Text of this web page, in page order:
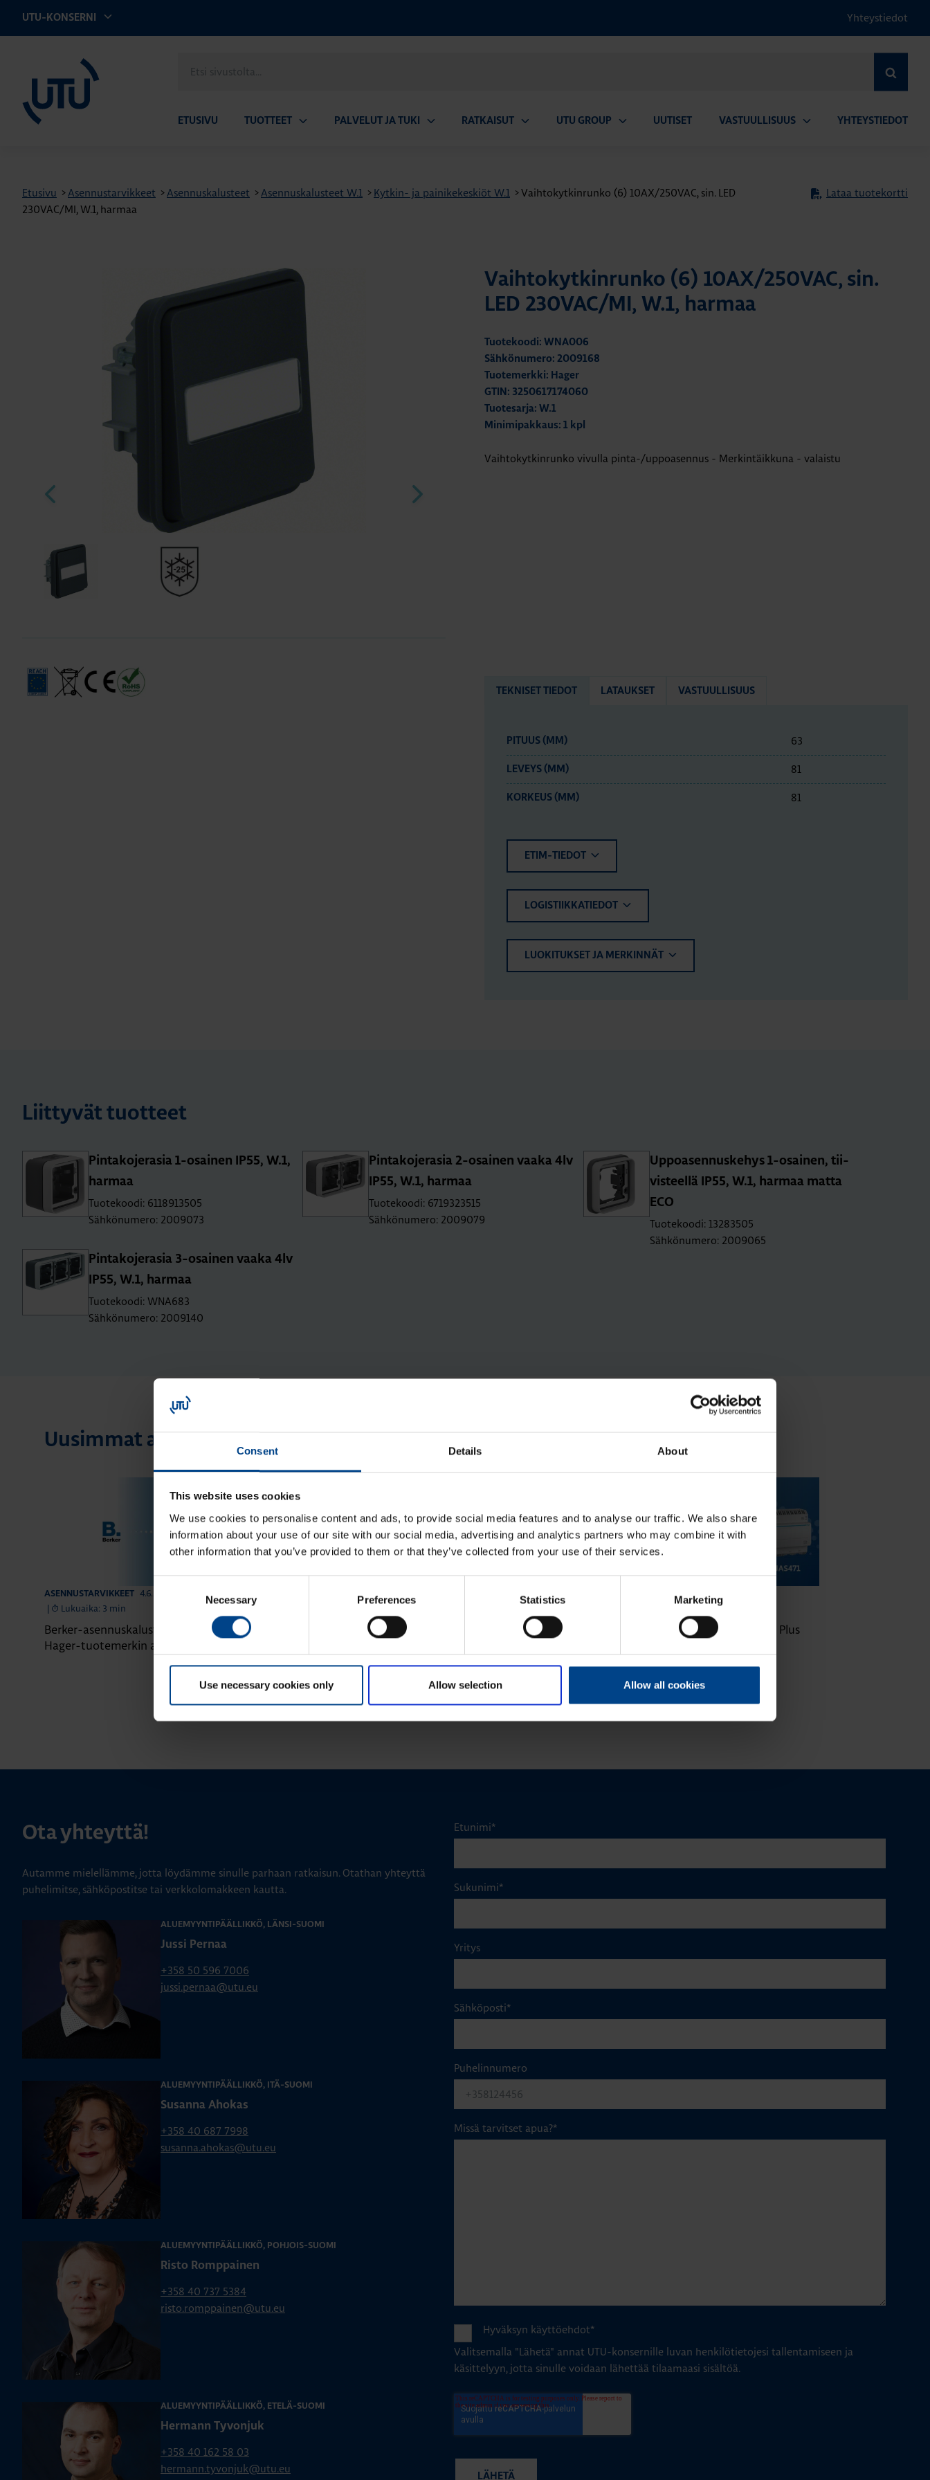
Consent Details About
This website uses cookies
We use cookies to personalise content and ads, to provide social media features and to analyse our traffic. We also share
information about your use of our site with our social media, advertising and analytics partners who may combine it with
other information that you’ve provided to them or that they’ve collected from your use of their services.
Consent
Necessary Preferences Statistics Marketing
Use necessary cookies only Allow selection Allow all cookies
UTU-KONSERNI Yhteystiedot
sivustolta
ETUSIVU TUOTTEET PALVELUT JA TUKI RATKAISUT UTU GROUP UUTISET VASTUULLISUUS YHTEYSTIEDOT
Etusivu >Asennustarvikkeet >Asennuskalusteet >Asennuskalusteet W.1 > Kytkin- ja painikekeskiöt W.1 >Vaihtokytkinrunko (6) 10AX/250VAC, sin. LED
230VAC/MI, W.1, harmaa
Lataa tuotekortti
Vaihtokytkinrunko (6) 10AX/250VAC, sin.
LED 230VAC/MI, W.1, harmaa
Tuotekoodi: WNA006
Sähkönumero: 2009168
Tuotemerkki: Hager
GTIN: 3250617174060
Tuotesarja: W.1
Minimipakkaus: 1 kpl
Vaihtokytkinrunko vivulla pinta-/uppoasennus - Merkintäikkuna - valaistu
TEKNISET TIEDOT LATAUKSET VASTUULLISUUS
PITUUS (MM) 63
LEVEYS (MM) 81
KORKEUS (MM) 81
ETIM-TIEDOT
LOGISTIIKKATIEDOT
LUOKITUKSET JA MERKINNÄT
Liittyvät tuotteet
Pin­ta­ko­je­ra­sia 1-osai­nen IP55, W.1,
har­maa
Tuotekoodi: 6118913505
Sähkönumero: 2009073
Pin­ta­ko­je­ra­sia 2-osai­nen vaaka 4lv
IP55, W.1, har­maa
Tuotekoodi: 6719323515
Sähkönumero: 2009079
Up­poa­sen­nus­ke­hys 1-osai­nen, tii­
vis­teel­lä IP55, W.1, har­maa matta
ECO
Tuotekoodi: 13283505
Sähkönumero: 2009065
Pin­ta­ko­je­ra­sia 3-osai­nen vaaka 4lv
IP55, W.1, har­maa
Tuotekoodi: WNA683
Sähkönumero: 2009140
Uusimmat artikkelit aiheesta Asennustarvikkeet
ASENNUSTARVIKKEET
4.6.2026
|
Lukuaika: 3 min
Berker-asennuskalusteet siirtyvät
Hager-tuotemerkin alle
24.11.2025
Domovea – älykodin toiminnot
ASENNUSTARVIKKEET
24.11.2025
Matter – uusi älykotistandardi
ASENNUSTARVIKKEET
Uuden sukupolven domovea Plus
Ota yhteyttä!
Autamme mielellämme, jotta löydämme sinulle parhaan ratkaisun. Otathan yhteyttä
puhelimitse, sähköpostitse tai verkkolomakkeen kautta.
ALUEMYYNTIPÄÄLLIKKÖ, LÄNSI-SUOMI
Jussi Pernaa
+358 50 596 7006
jussi.pernaa@utu.eu
ALUEMYYNTIPÄÄLLIKKÖ, ITÄ-SUOMI
Susanna Ahokas
+358 40 687 7998
susanna.ahokas@utu.eu
ALUEMYYNTIPÄÄLLIKKÖ, POHJOIS-SUOMI
Risto Romppainen
+358 40 737 5384
risto.romppainen@utu.eu
ALUEMYYNTIPÄÄLLIKKÖ, ETELÄ-SUOMI
Hermann Tyvonjuk
+358 40 162 58 03
hermann.tyvonjuk@utu.eu
Etunimi*
Sukunimi*
Yritys
Sähköposti*
Puhelinnumero
Missä tarvitset apua?*
Hyväksyn käyttöehdot*
Valitsemalla "Lähetä" annat UTU-konsernille luvan henkilötietojesi tallentamiseen ja
käsittelyyn, jotta sinulle voidaan lähettää tilaamaasi sisältöä.